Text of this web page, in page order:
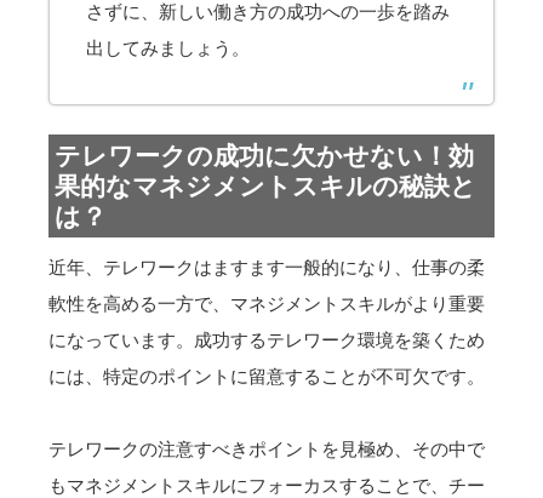
さずに、新しい働き方の成功への一歩を踏み
出してみましょう。
テレワークの成功に欠かせない！効
果的なマネジメントスキルの秘訣と
は？
近年、テレワークはますます一般的になり、仕事の柔
軟性を高める一方で、マネジメントスキルがより重要
になっています。成功するテレワーク環境を築くため
には、特定のポイントに留意することが不可欠です。
テレワークの注意すべきポイントを見極め、その中で
もマネジメントスキルにフォーカスすることで、チー